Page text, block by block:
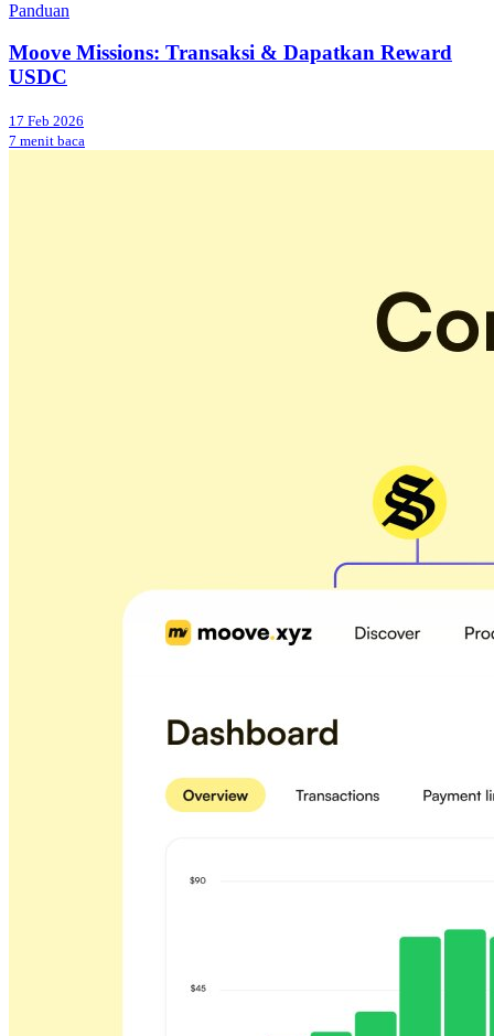
Panduan
Moove Missions: Transaksi & Dapatkan Reward
USDC
17 Feb 2026
7 menit baca